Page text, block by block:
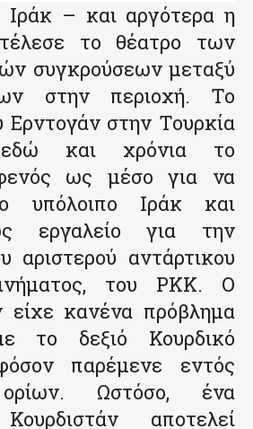
Ιράκ – και αργότερα η
το θέατρο των
συγκρούσεων μεταξύ
στην περιοχή. Το
στην Τουρκία
εδώ και χρόνια το
ως μέσο για να
υπόλοιπο Ιράκ και
εργαλείο για την
αριστερού αντάρτικου
του ΡΚΚ. Ο
είχε κανένα πρόβλημα
το δεξιό Κουρδικό
παρέμενε εντός
Ωστόσο, ένα
αποτελεί